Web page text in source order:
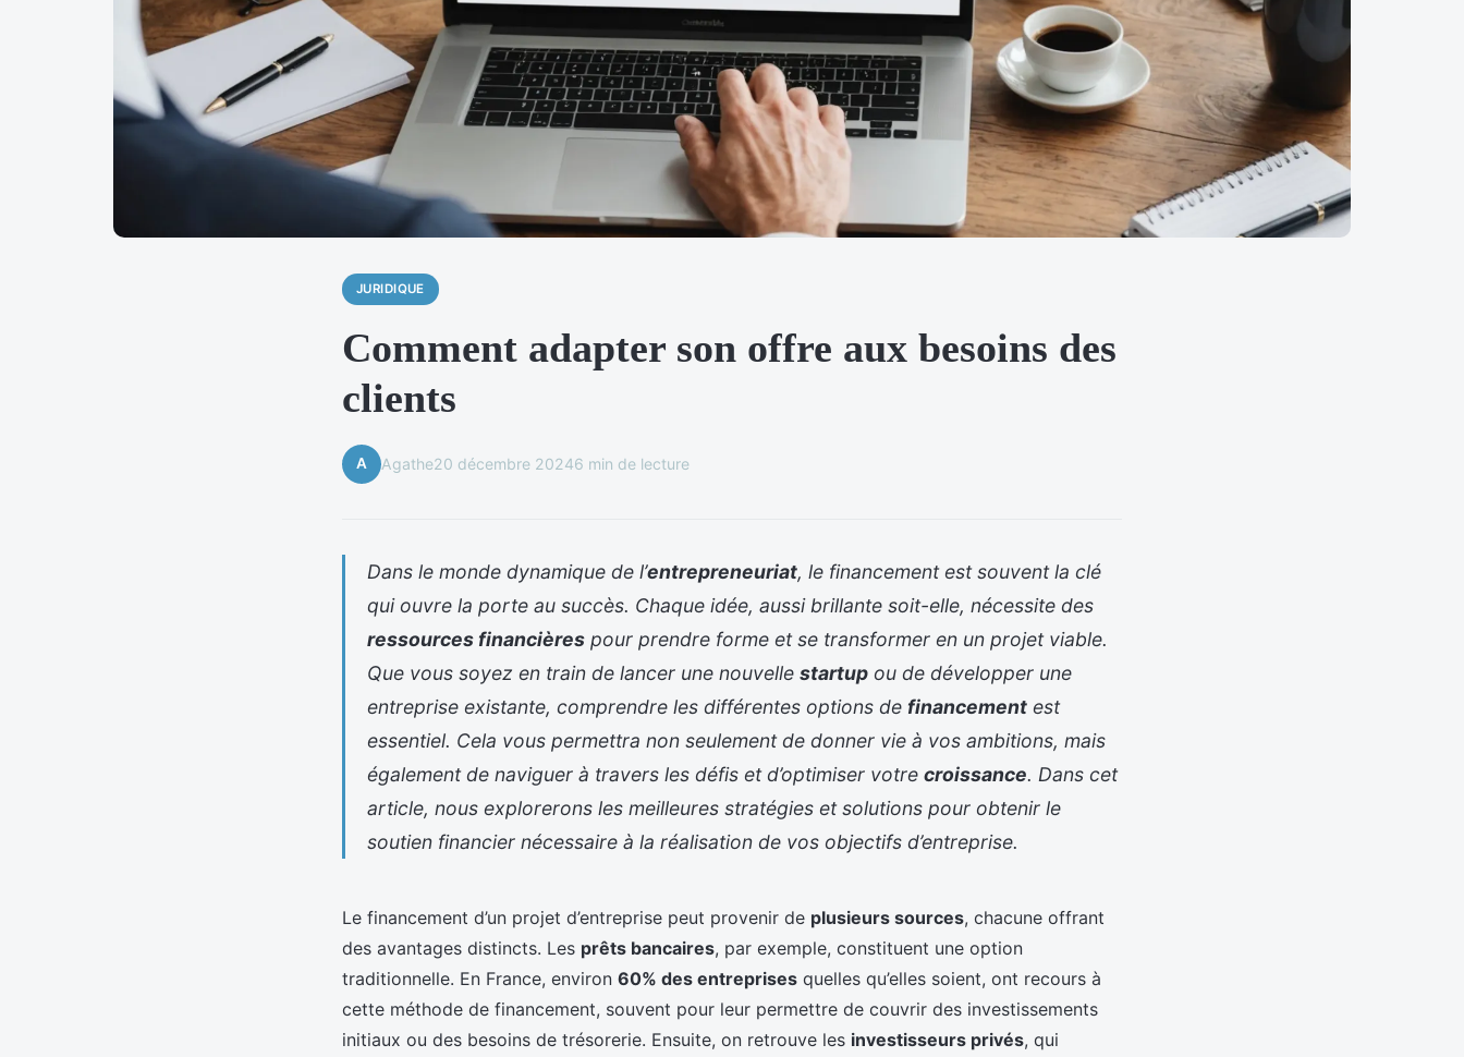
JURIDIQUE
Comment adapter son offre aux besoins des
clients
A Agathe20 décembre 20246 min de lecture
Dans le monde dynamique de l’entrepreneuriat, le financement est souvent la clé
qui ouvre la porte au succès. Chaque idée, aussi brillante soit-elle, nécessite des
ressources financières pour prendre forme et se transformer en un projet viable.
Que vous soyez en train de lancer une nouvelle startup ou de développer une
entreprise existante, comprendre les différentes options de financement est
essentiel. Cela vous permettra non seulement de donner vie à vos ambitions, mais
également de naviguer à travers les défis et d’optimiser votre croissance. Dans cet
article, nous explorerons les meilleures stratégies et solutions pour obtenir le
soutien financier nécessaire à la réalisation de vos objectifs d’entreprise.
Le financement d’un projet d’entreprise peut provenir de plusieurs sources, chacune offrant
des avantages distincts. Les prêts bancaires, par exemple, constituent une option
traditionnelle. En France, environ 60% des entreprises quelles qu’elles soient, ont recours à
cette méthode de financement, souvent pour leur permettre de couvrir des investissements
initiaux ou des besoins de trésorerie. Ensuite, on retrouve les investisseurs privés, qui